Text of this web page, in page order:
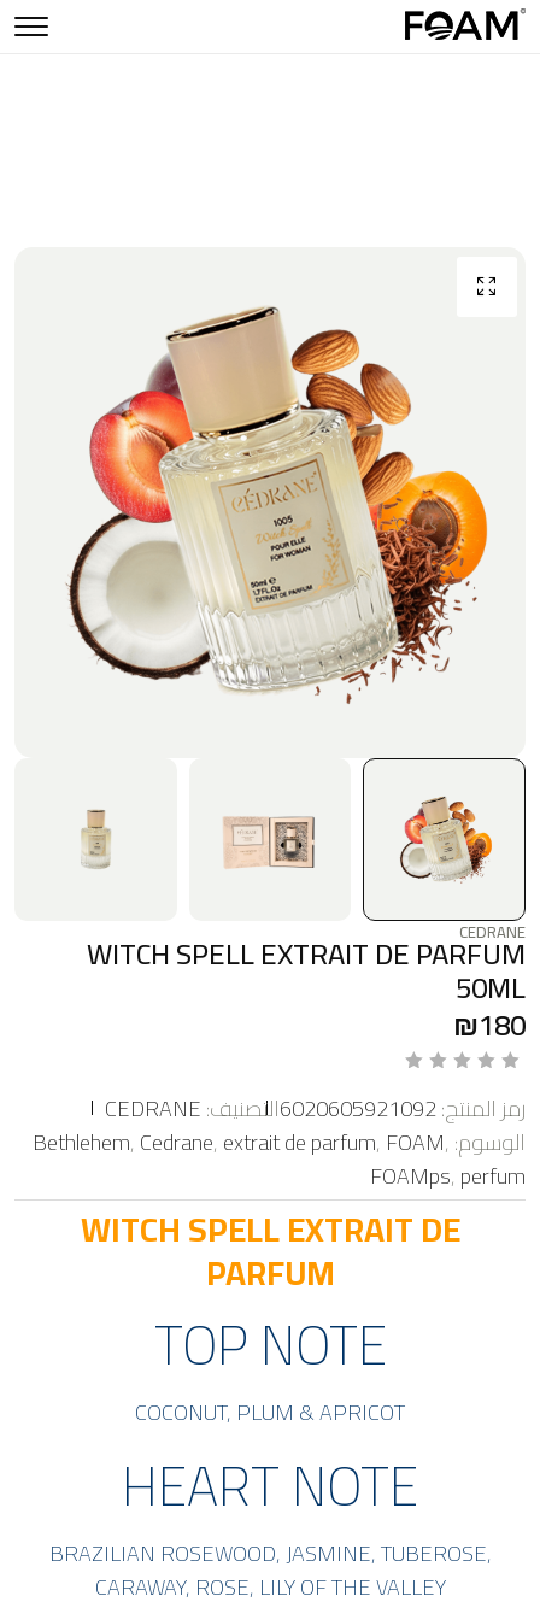
CEDRANE
WITCH SPELL EXTRAIT DE PARFUM
50ML
₪180
ا
ل
ت
ي
ي
رمز المنتج:6020605921092التصنيف:CEDRANE
الوسوم:
Bethlehem, Cedrane, extrait de parfum, FOAM,
FOAMps, perfum
WITCH SPELL EXTRAIT DE
PARFUM
TOP NOTE
COCONUT, PLUM & APRICOT
HEART NOTE
BRAZILIAN ROSEWOOD, JASMINE, TUBEROSE,
CARAWAY, ROSE, LILY OF THE VALLEY